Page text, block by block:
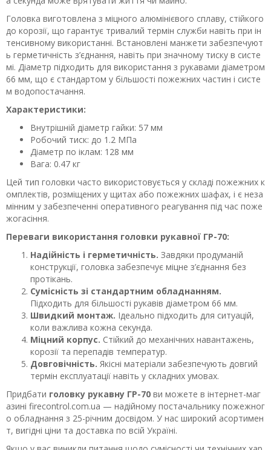
Головка виготовлена з міцного алюмінієвого сплаву, стійкого
до корозії, що гарантує тривалий термін служби навіть при ін
тенсивному використанні. Встановлені манжети забезпечуют
ь герметичність з’єднання, навіть при значному тиску в систе
мі. Діаметр підходить для використання з рукавами діаметром
66 мм, що є стандартом у більшості пожежних частин і систе
м водопостачання.
Характеристики:
Внутрішній діаметр гайки: 57 мм
Робочий тиск: до 1.2 МПа
Діаметр по іклам: 128 мм
Вага: 0.47 кг
Цей тип головки часто використовується у складі пожежних к
омплектів, розміщених у щитах або пожежних шафах, і є неза
мінним у забезпеченні оперативного реагування під час поже
жогасіння.
Переваги використання головки рукавної ГР-70:
Надійність і герметичність. Завдяки продуманій
конструкції, головка забезпечує міцне з’єднання без
протікань.
Сумісність зі стандартним обладнанням.
Підходить для більшості рукавів діаметром 66 мм.
Швидкий монтаж. Ідеально підходить для ситуацій,
коли важлива кожна секунда.
Міцний корпус. Стійкий до механічних навантажень,
корозії та перепадів температур.
Довговічність. Якісні матеріали забезпечують довгий
термін експлуатації навіть у складних умовах.
Придбати головку рукавну ГР-70 ви можете в інтернет-маг
азині firecontrol.com.ua — надійному постачальнику пожежног
о обладнання з 25-річним досвідом. У нас широкий асортимен
т, вигідні ціни та доставка по всій Україні.